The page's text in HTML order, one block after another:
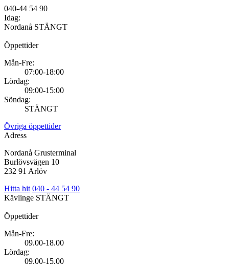
040-44 54 90
Idag:
Nordanå STÄNGT
Öppettider
Mån-Fre:
07:00-18:00
Lördag:
09:00-15:00
Söndag:
STÄNGT
Övriga öppettider
Adress
Nordanå Grusterminal
Burlövsvägen 10
232 91 Arlöv
Hitta hit 040 - 44 54 90
Kävlinge STÄNGT
Öppettider
Mån-Fre:
09.00-18.00
Lördag:
09.00-15.00